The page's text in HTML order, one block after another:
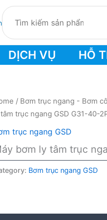
DỊCH VỤ HỖ
/ Bơm trục ngang - Bơm
trục ngang GSD G31-40-
trục ngang GSD
bơm ly tâm trục
Bơm trục ngang GSD